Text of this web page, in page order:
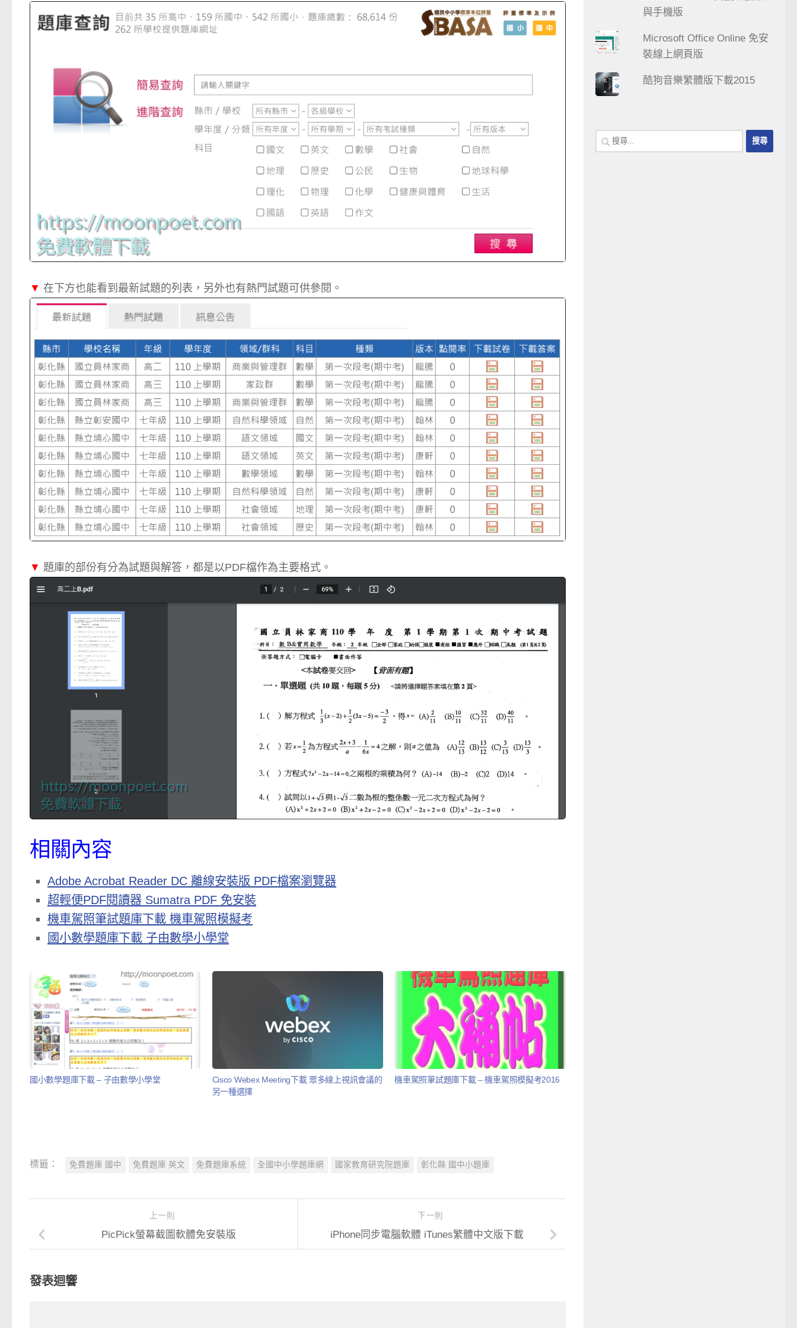
▼ 在下方也能看到最新試題的列表，另外也有熱門試題可供參閱。
▼ 題庫的部份有分為試題與解答，都是以PDF檔作為主要格式。
相關內容
Adobe Acrobat Reader DC 離線安裝版 PDF檔案瀏覽器
超輕便PDF閱讀器 Sumatra PDF 免安裝
機車駕照筆試題庫下載 機車駕照模擬考
國小數學題庫下載 子由數學小學堂
國小數學題庫下載 – 子由數學小學堂
Cisco Webex Meeting下載 眾多線上視訊會議的
另一種選擇
機車駕照筆試題庫下載 – 機車駕照模擬考2016
標籤： 免費題庫 國中 免費題庫 英文 免費題庫系統 全國中小學題庫網 國家教育研究院題庫 彰化縣 國中小題庫
下一則
iPhone同步電腦軟體 iTunes繁體中文版下載
上一則
PicPick螢幕截圖軟體免安裝版
發表迴響
與手機版
Microsoft Office Online 免安
裝線上網頁版
酷狗音樂繁體版下載2015
搜
尋